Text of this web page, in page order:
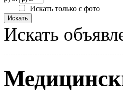
Искать только с фото
Искать